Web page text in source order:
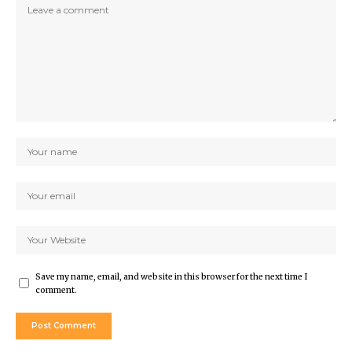
Save my name, email, and website in this browser for the next time I
comment.